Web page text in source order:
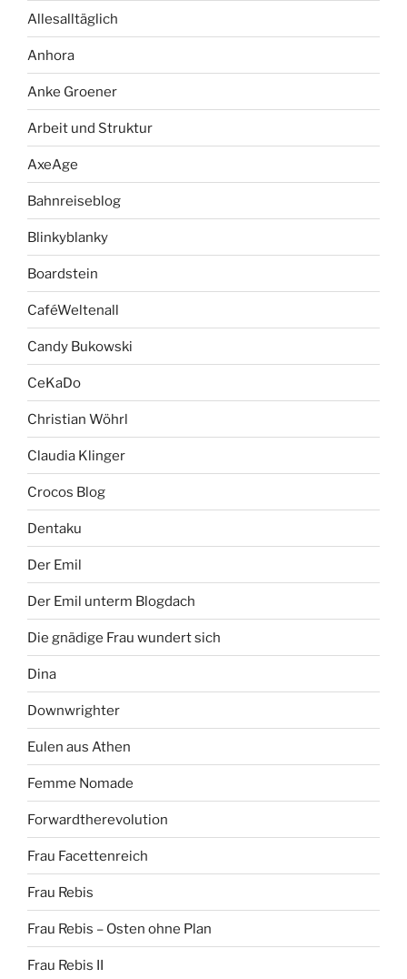
Allesalltäglich
Anhora
Anke Groener
Arbeit und Struktur
AxeAge
Bahnreiseblog
Blinkyblanky
Boardstein
CaféWeltenall
Candy Bukowski
CeKaDo
Christian Wöhrl
Claudia Klinger
Crocos Blog
Dentaku
Der Emil
Der Emil unterm Blogdach
Die gnädige Frau wundert sich
Dina
Downwrighter
Eulen aus Athen
Femme Nomade
Forwardtherevolution
Frau Facettenreich
Frau Rebis
Frau Rebis – Osten ohne Plan
Frau Rebis II